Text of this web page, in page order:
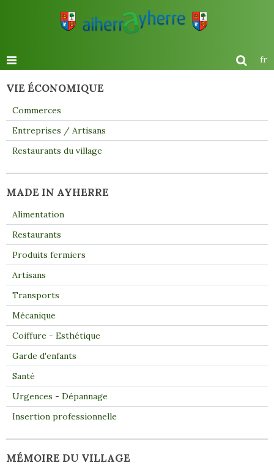
fr
VIE ÉCONOMIQUE
Commerces
Entreprises / Artisans
Restaurants du village
MADE IN AYHERRE
Alimentation
Restaurants
Produits fermiers
Artisans
Transports
Mécanique
Coiffure - Esthétique
Garde d'enfants
Santé
Urgences - Dépannage
Insertion professionnelle
MÉMOIRE DU VILLAGE